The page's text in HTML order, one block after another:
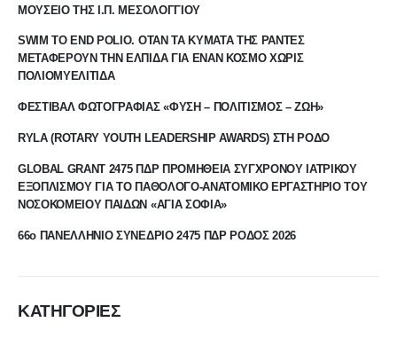
ΜΟΥΣΕΙΟ ΤΗΣ Ι.Π. ΜΕΣΟΛΟΓΓΙΟΥ
SWIM TO END POLIO. ΟΤΑΝ ΤΑ ΚΥΜΑΤΑ ΤΗΣ ΡΑΝΤΕΣ
ΜΕΤΑΦΕΡΟΥΝ ΤΗΝ ΕΛΠΙΔΑ ΓΙΑ ΕΝΑΝ ΚΟΣΜΟ ΧΩΡΙΣ
ΠΟΛΙΟΜΥΕΛΙΤΙΔΑ
ΦΕΣΤΙΒΑΛ ΦΩΤΟΓΡΑΦΙΑΣ «ΦΥΣΗ – ΠΟΛΙΤΙΣΜΟΣ – ΖΩΗ»
RYLA (ROTARY YOUTH LEADERSHIP AWARDS) ΣΤΗ ΡΟΔΟ
GLOBAL GRANT 2475 ΠΔΡ ΠΡΟΜΗΘΕΙΑ ΣΥΓΧΡΟΝΟΥ ΙΑΤΡΙΚΟΥ
ΕΞΟΠΛΙΣΜΟΥ ΓΙΑ ΤΟ ΠΑΘΟΛΟΓΟ-ΑΝΑΤΟΜΙΚΟ ΕΡΓΑΣΤΗΡΙΟ ΤΟΥ
ΝΟΣΟΚΟΜΕΙΟΥ ΠΑΙΔΩΝ «ΑΓΙΑ ΣΟΦΙΑ»
66ο ΠΑΝΕΛΛΗΝΙΟ ΣΥΝΕΔΡΙΟ 2475 ΠΔΡ ΡΟΔΟΣ 2026
ΚΑΤΗΓΟΡΙΕΣ